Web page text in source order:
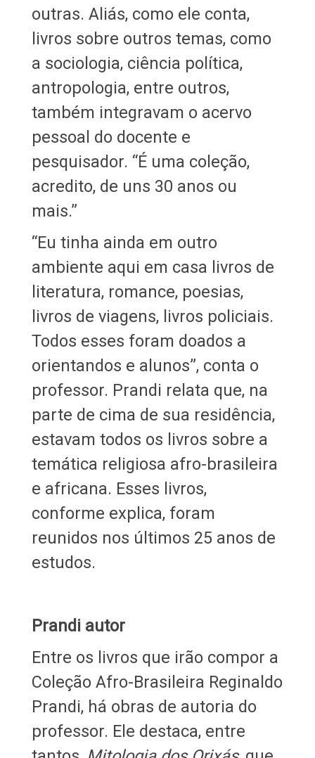
outras. Aliás, como ele conta,
livros sobre outros temas, como
a sociologia, ciência política,
antropologia, entre outros,
também integravam o acervo
pessoal do docente e
pesquisador. “É uma coleção,
acredito, de uns 30 anos ou
mais.”
“Eu tinha ainda em outro
ambiente aqui em casa livros de
literatura, romance, poesias,
livros de viagens, livros policiais.
Todos esses foram doados a
orientandos e alunos”, conta o
professor. Prandi relata que, na
parte de cima de sua residência,
estavam todos os livros sobre a
temática religiosa afro-brasileira
e africana. Esses livros,
conforme explica, foram
reunidos nos últimos 25 anos de
estudos.
Prandi autor
Entre os livros que irão compor a
Coleção Afro-Brasileira Reginaldo
Prandi, há obras de autoria do
professor. Ele destaca, entre